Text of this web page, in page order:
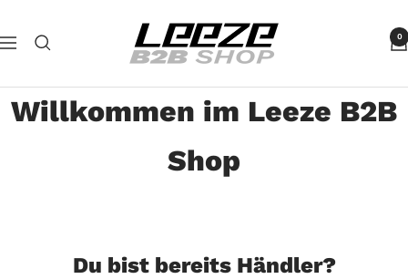
zum
Navigation
Leeze
B2B
0
Willkommen im Leeze B2B
Shop
Du bist bereits Händler?